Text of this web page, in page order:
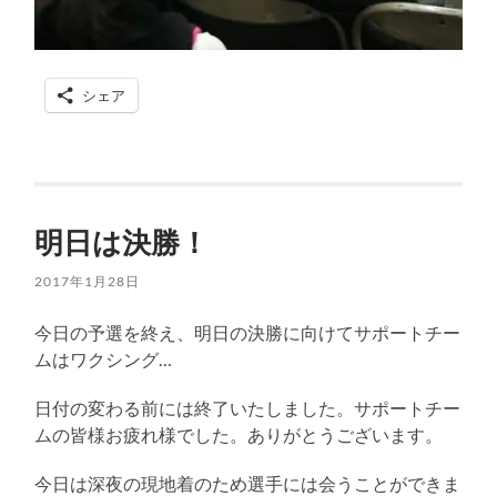
シェア
明日は決勝！
2017年1月28日
今日の予選を終え、明日の決勝に向けてサポートチー
ムはワクシング…
日付の変わる前には終了いたしました。サポートチー
ムの皆様お疲れ様でした。ありがとうございます。
今日は深夜の現地着のため選手には会うことができま